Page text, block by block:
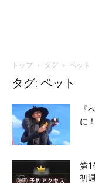
トップ タグ ペット
タグ: ペット
『
に
第1
初